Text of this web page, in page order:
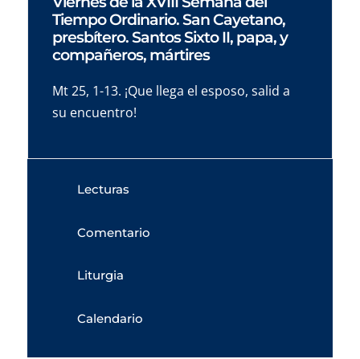
Tiempo Ordinario. San Cayetano,
presbítero. Santos Sixto II, papa, y
compañeros, mártires
Mt 25, 1-13. ¡Que llega el esposo, salid a
su encuentro!
Lecturas
Comentario
Liturgia
Calendario